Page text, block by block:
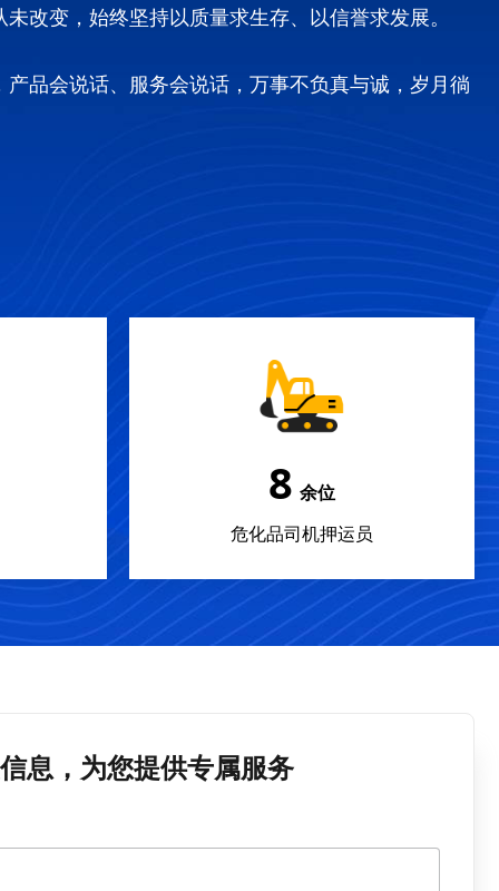
改变，始终坚持以质量求生存、以信誉求发展。
品会说话、服务会说话，万事不负真与诚，岁月徜
12 余位
危化品司机押运员
息，为您提供专属服务